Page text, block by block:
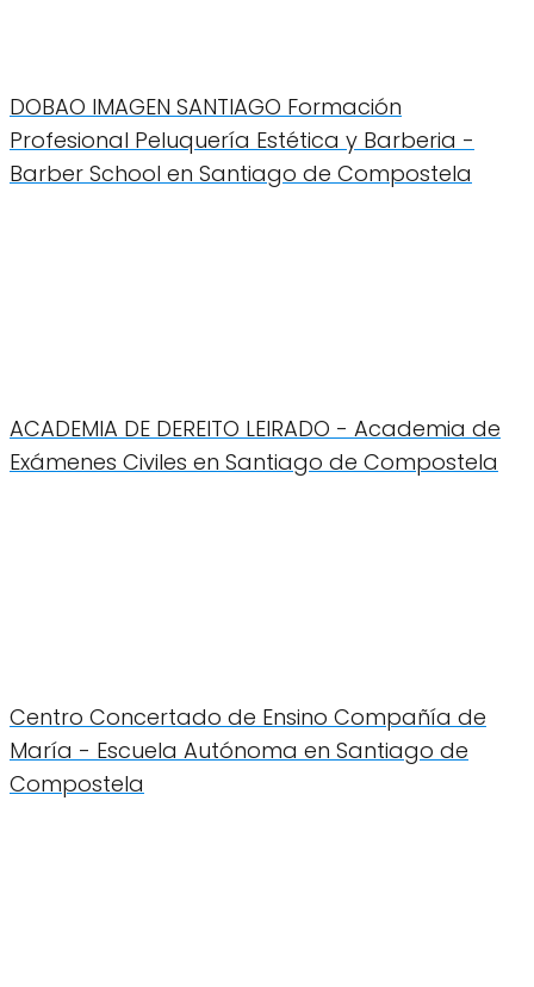
DOBAO IMAGEN SANTIAGO Formación
Profesional Peluquería Estética y Barberia -
Barber School en Santiago de Compostela
ACADEMIA DE DEREITO LEIRADO - Academia de
Exámenes Civiles en Santiago de Compostela
Centro Concertado de Ensino Compañía de
María - Escuela Autónoma en Santiago de
Compostela